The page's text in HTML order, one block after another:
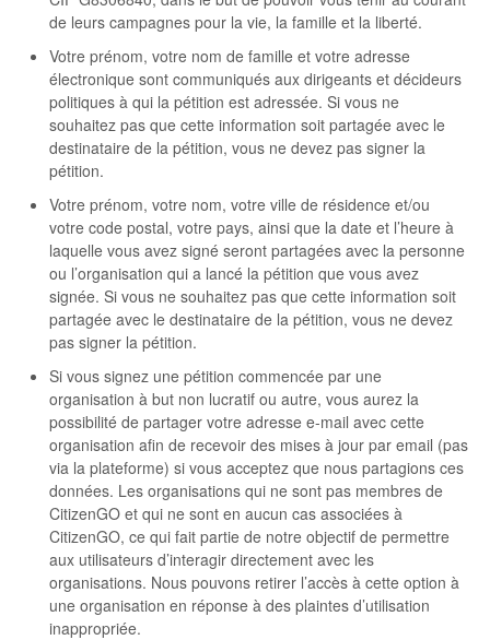
de leurs campagnes pour la vie, la famille et la liberté.
Votre prénom, votre nom de famille et votre adresse
électronique sont communiqués aux dirigeants et décideurs
politiques à qui la pétition est adressée. Si vous ne
souhaitez pas que cette information soit partagée avec le
destinataire de la pétition, vous ne devez pas signer la
pétition.
Votre prénom, votre nom, votre ville de résidence et/ou
votre code postal, votre pays, ainsi que la date et l’heure à
laquelle vous avez signé seront partagées avec la personne
ou l’organisation qui a lancé la pétition que vous avez
signée. Si vous ne souhaitez pas que cette information soit
partagée avec le destinataire de la pétition, vous ne devez
pas signer la pétition.
Si vous signez une pétition commencée par une
organisation à but non lucratif ou autre, vous aurez la
possibilité de partager votre adresse e-mail avec cette
organisation afin de recevoir des mises à jour par email (pas
via la plateforme) si vous acceptez que nous partagions ces
données. Les organisations qui ne sont pas membres de
CitizenGO et qui ne sont en aucun cas associées à
CitizenGO, ce qui fait partie de notre objectif de permettre
aux utilisateurs d’interagir directement avec les
organisations. Nous pouvons retirer l’accès à cette option à
une organisation en réponse à des plaintes d’utilisation
inappropriée.